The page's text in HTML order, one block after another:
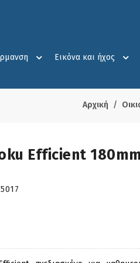
Εικόνα και ήχος
Αρχική
Efficient 180mm